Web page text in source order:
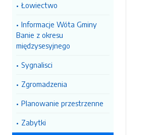
Łowiectwo
Informacje Wóta Gminy
Banie z okresu
międzysesyjnego
Sygnalisci
Zgromadzenia
Planowanie przestrzenne
Zabytki